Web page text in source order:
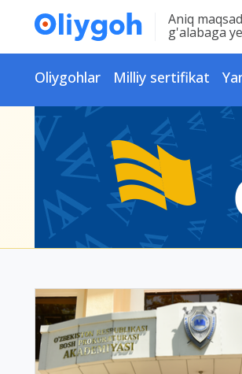
Aniq
g'alabaga
Oliygohlar Milliy sertifikat